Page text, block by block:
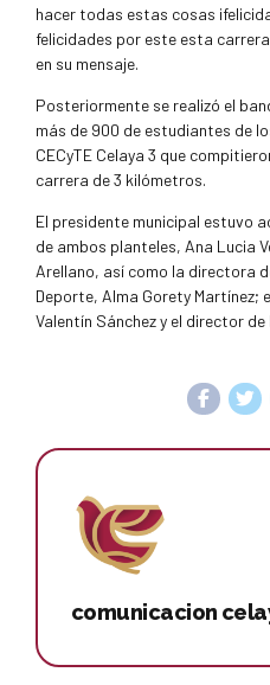
hacer todas estas cosas
felicidades por este esta
en su mensaje.
Posteriormente se realizó el
más de 900 de estudiantes de
CECyTE Celaya 3 que
carrera de 3 kilómetros.
El presidente municipal estuvo
de ambos planteles, Ana Lucia
Arellano, así como la directora
Deporte, Alma Gorety Martínez;
Valentín Sánchez y el director
comunicacion